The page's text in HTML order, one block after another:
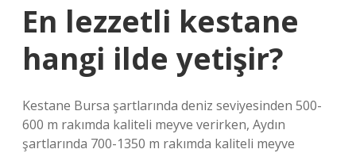
En lezzetli kestane
hangi ilde yetişir?
Kestane Bursa şartlarında deniz seviyesinden 500-
600 m rakımda kaliteli meyve verirken, Aydın
şartlarında 700-1350 m rakımda kaliteli meyve